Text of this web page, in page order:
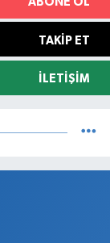
TAKIP ET
İLETIŞIM